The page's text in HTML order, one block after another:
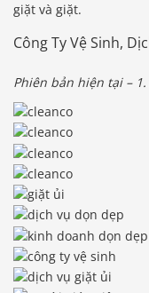
giặt và giặt.
Công Ty Vệ Sinh,
Phiên bản hiện tại –